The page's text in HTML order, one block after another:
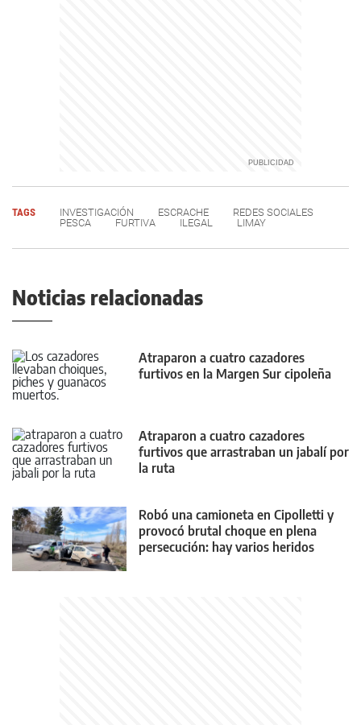
TAGS INVESTIGACIÓN ESCRACHE
REDES SOCIALES
PESCA
FURTIVA ILEGAL LIMAY
Noticias relacionadas
Atraparon a cuatro cazadores
furtivos en la Margen Sur cipoleña
Atraparon a cuatro cazadores
furtivos que arrastraban un jabalí por
la ruta
Robó una camioneta en Cipolletti y
provocó brutal choque en plena
persecución: hay varios heridos